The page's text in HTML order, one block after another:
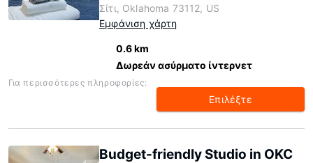
Σίτι, Oklahoma 73112, US
Εμφάνιση χάρτη
0.6 km
Δωρεάν ασύρματο ίντερνετ
Για περισσότερες πληροφορίες:
Επιλέξτε
Budget-friendly Studio in OKC